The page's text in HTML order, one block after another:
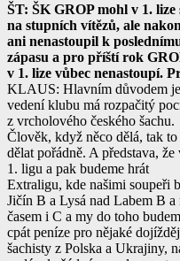
ŠT: ŠK GROP mohl v 1. lize
na stupních vítězů, ale
ani nenastoupil k
zápasu a pro příští rok
v 1. lize vůbec nenastoupí.
KLAUS: Hlavním důvodem
vedení klubu má rozpačitý
z vrcholového českého šachu.
Člověk, když něco dělá, tak to
dělat pořádně. A představa, že
1. ligu a pak budeme hrát
Extraligu, kde našimi soupeři
Jičín B a Lysá nad Labem B a
časem i C a my do toho
cpát peníze pro nějaké
šachisty z Polska a Ukrajiny,